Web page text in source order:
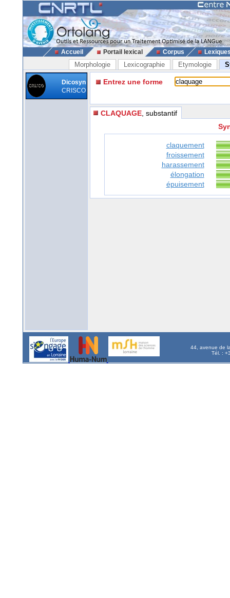
Accueil Portail lexical Corpus
Morphologie Lexicographie Etymologie
Dicosyn
CRISCO
Entrez une forme
CLAQUAGE , substantif
claquement
froissement
harassement
élongation
épuisement
44, avenue de
Tél. :